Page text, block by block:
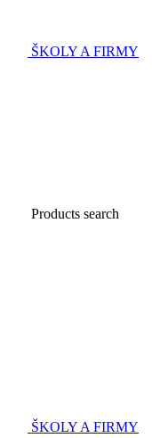
ŠKOLY A FIRMY
Products search
ŠKOLY A FIRMY